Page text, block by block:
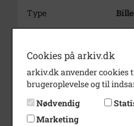
Type
Periode
Fotograf
Cookies på arkiv.dk
arkiv.dk anvender cookies
brugeroplevelse og til
Nødvendig
Marketing